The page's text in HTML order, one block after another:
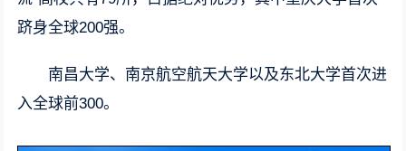
跻身全球200强。
南昌大学、南京航空航天大学以及东北大学首次进
入全球前300。